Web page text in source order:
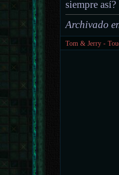
siempre así?
Archivado
Tom & Jerry -